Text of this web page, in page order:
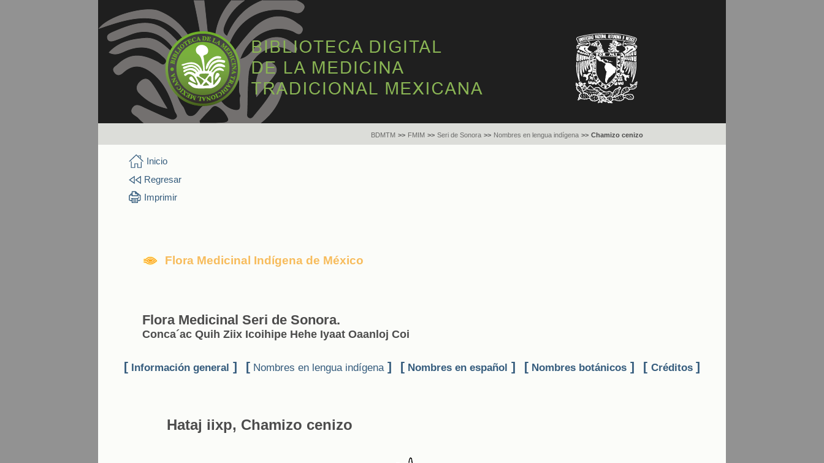
BDMTM >> FMIM >> Seri de Sonora >> Nombres en lengua indígena >> Chamizo cenizo
Inicio
Regresar
Imprimir
Flora Medicinal Indígena de México
Flora Medicinal Seri de Sonora.
Conca´ac Quih Ziix Icoihipe Hehe Iyaat Oaanloj Coi
[ Información general ] [ Nombres en lengua indígena ] [ Nombres en español ] [ Nombres botánicos ] [ Créditos ]
Hataj iixp, Chamizo cenizo